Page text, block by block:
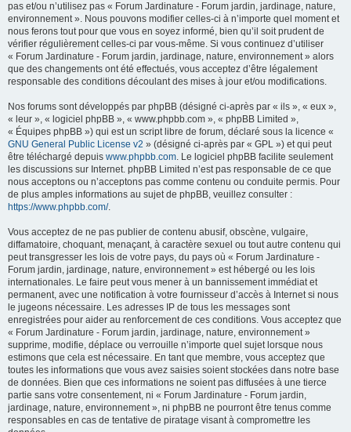
pas et/ou n’utilisez pas « Forum Jardinature - Forum jardin, jardinage, nature,
environnement ». Nous pouvons modifier celles-ci à n’importe quel moment et
nous ferons tout pour que vous en soyez informé, bien qu’il soit prudent de
vérifier régulièrement celles-ci par vous-même. Si vous continuez d’utiliser
« Forum Jardinature - Forum jardin, jardinage, nature, environnement » alors
que des changements ont été effectués, vous acceptez d’être légalement
responsable des conditions découlant des mises à jour et/ou modifications.
Nos forums sont développés par phpBB (désigné ci-après par « ils », « eux »,
« leur », « logiciel phpBB », « www.phpbb.com », « phpBB Limited »,
« Équipes phpBB ») qui est un script libre de forum, déclaré sous la licence «
GNU General Public License v2 » (désigné ci-après par « GPL ») et qui peut
être téléchargé depuis www.phpbb.com. Le logiciel phpBB facilite seulement
les discussions sur Internet. phpBB Limited n’est pas responsable de ce que
nous acceptons ou n’acceptons pas comme contenu ou conduite permis. Pour
de plus amples informations au sujet de phpBB, veuillez consulter :
https://www.phpbb.com/.
Vous acceptez de ne pas publier de contenu abusif, obscène, vulgaire,
diffamatoire, choquant, menaçant, à caractère sexuel ou tout autre contenu qui
peut transgresser les lois de votre pays, du pays où « Forum Jardinature -
Forum jardin, jardinage, nature, environnement » est hébergé ou les lois
internationales. Le faire peut vous mener à un bannissement immédiat et
permanent, avec une notification à votre fournisseur d’accès à Internet si nous
le jugeons nécessaire. Les adresses IP de tous les messages sont
enregistrées pour aider au renforcement de ces conditions. Vous acceptez que
« Forum Jardinature - Forum jardin, jardinage, nature, environnement »
supprime, modifie, déplace ou verrouille n’importe quel sujet lorsque nous
estimons que cela est nécessaire. En tant que membre, vous acceptez que
toutes les informations que vous avez saisies soient stockées dans notre base
de données. Bien que ces informations ne soient pas diffusées à une tierce
partie sans votre consentement, ni « Forum Jardinature - Forum jardin,
jardinage, nature, environnement », ni phpBB ne pourront être tenus comme
responsables en cas de tentative de piratage visant à compromettre les